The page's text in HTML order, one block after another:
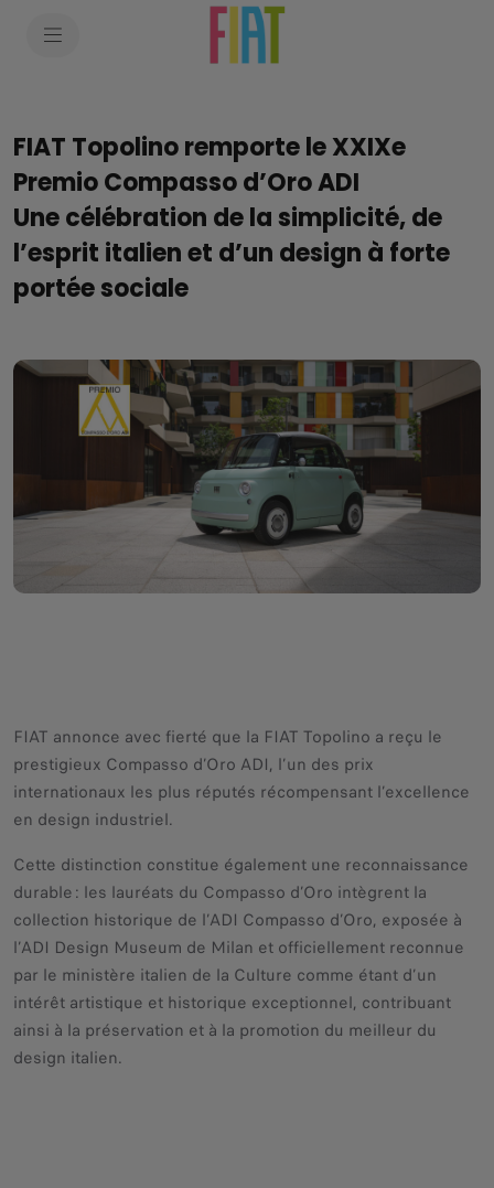
FIAT Topolino remporte le XXIXe
Premio Compasso d’Oro ADI
Une célébration de la simplicité, de
l’esprit italien et d’un design à forte
portée sociale
FIAT annonce avec fierté que la FIAT Topolino a reçu le
prestigieux Compasso d’Oro ADI, l’un des prix
internationaux les plus réputés récompensant l’excellence
en design industriel.
Cette distinction constitue également une reconnaissance
durable : les lauréats du Compasso d’Oro intègrent la
collection historique de l’ADI Compasso d’Oro, exposée à
l’ADI Design Museum de Milan et officiellement reconnue
par le ministère italien de la Culture comme étant d’un
intérêt artistique et historique exceptionnel, contribuant
ainsi à la préservation et à la promotion du meilleur du
design italien.